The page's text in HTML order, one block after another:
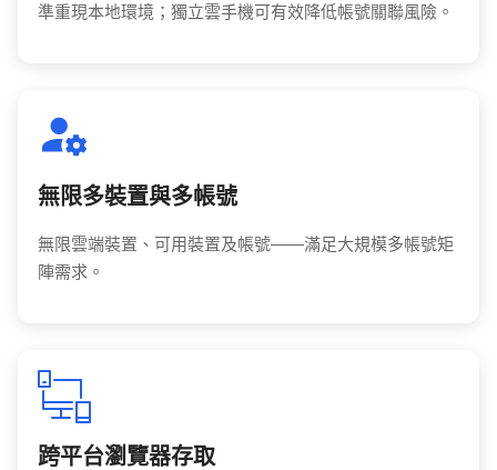
準重現本地環境；獨立雲手機可有效降低帳號關聯風險。
無限多裝置與多帳號
無限雲端裝置、可用裝置及帳號——滿足大規模多帳號矩
陣需求。
跨平台瀏覽器存取